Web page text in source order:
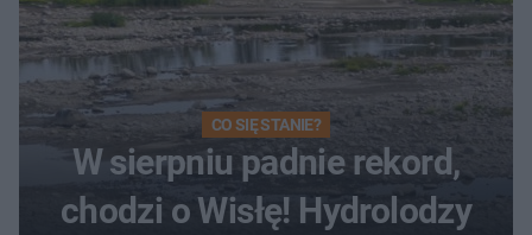
CO SIĘ STANIE?
W sierpniu padnie rekord,
chodzi o Wisłę! Hydrolodzy